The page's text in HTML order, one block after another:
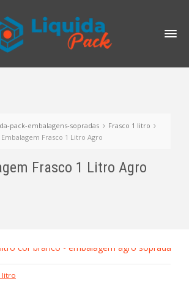
pack-embalagens-sopradas
Frasco 1 litro
Embalagem Frasco 1 Litro Agro
Frasco 1 Litro Agro
litro